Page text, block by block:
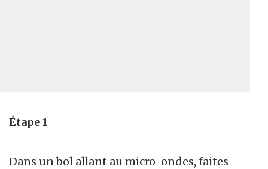
Étape 1
Dans un bol allant au micro-ondes, faites